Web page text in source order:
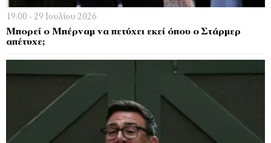
19:00 - 29 Ιουλίου 2026
Μπορεί ο Μπέρναµ να πετύχει εκεί όπου ο Στάρµερ
απέτυχε;